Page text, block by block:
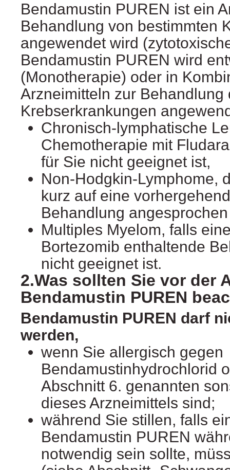
Bendamustin PUREN ist ein
Behandlung von bestimmten
angewendet wird
Bendamustin PUREN wird
(Monotherapie) oder in
Arzneimitteln zur Behandlung
Krebserkrankungen
Chronisch-lymphatische
Chemotherapie mit
für Sie nicht geeignet ist,
Non-Hodgkin-Lymphome,
kurz auf eine
Behandlung
Multiples Myelom, falls
Bortezomib enthaltende
nicht geeignet ist.
2.Was sollten Sie vor der
Bendamustin PUREN
Bendamustin PUREN darf
werden,
wenn Sie allergisch gegen
Bendamustinhydrochlorid
Abschnitt 6. genannten
dieses Arzneimittels sind;
während Sie stillen, falls
Bendamustin PUREN
notwendig sein sollte,